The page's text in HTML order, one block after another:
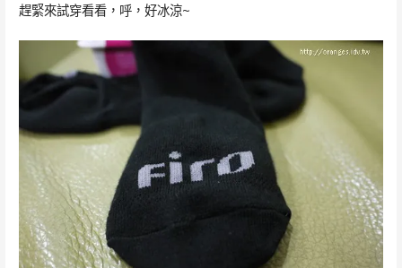
趕緊來試穿看看，呼，好冰涼~